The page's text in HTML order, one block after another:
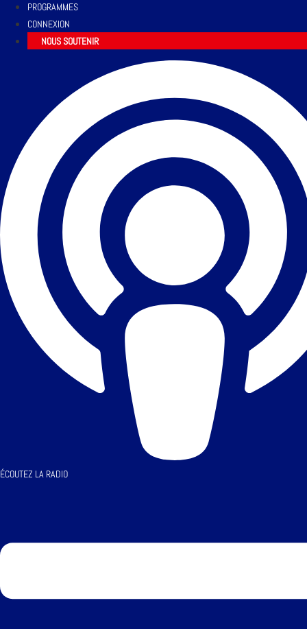
PROGRAMMES
CONNEXION
NOUS SOUTENIR
ÉCOUTEZ LA RADIO